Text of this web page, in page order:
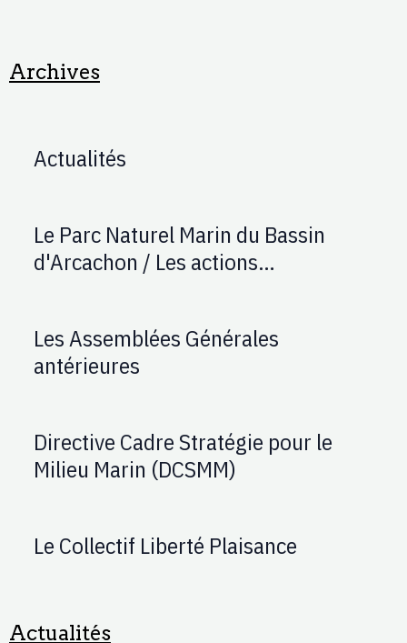
Archives
Actualités
Le Parc Naturel Marin du Bassin
d'Arcachon / Les actions
Les Assemblées Générales
antérieures
Directive Cadre Stratégie pour le
Milieu Marin (DCSMM)
Le Collectif Liberté Plaisance
Actualités